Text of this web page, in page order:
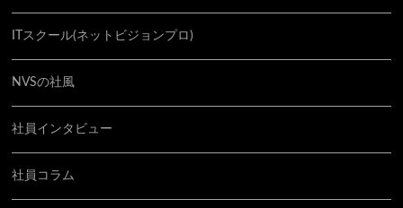
ITスクール(ネットビジョンプロ)
NVSの社風
社員インタビュー
社員コラム